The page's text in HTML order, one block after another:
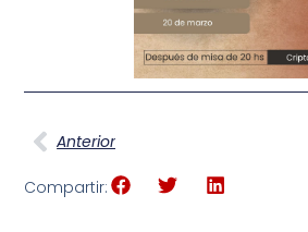
Anterior
Compartir: